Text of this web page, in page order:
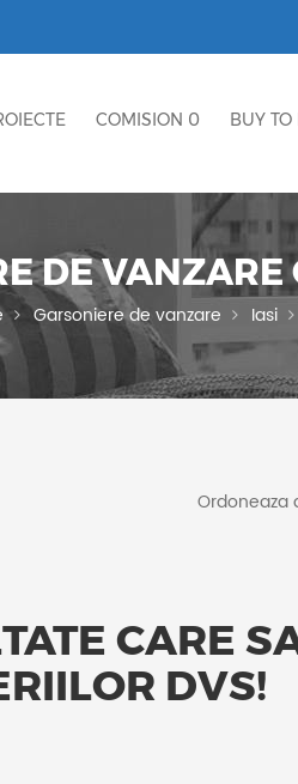
COMISION 0 BUY TO
DE VANZARE
Garsoniere de vanzare Iasi
Ordoneaza
CARE
DVS!